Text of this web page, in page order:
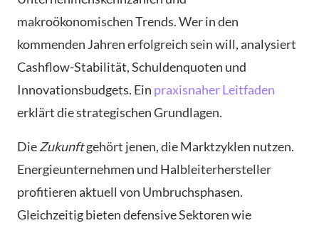
makroökonomischen Trends. Wer in den
kommenden Jahren erfolgreich sein will, analysiert
Cashflow-Stabilität, Schuldenquoten und
Innovationsbudgets. Ein praxisnaher Leitfaden
erklärt die strategischen Grundlagen.
DieZukunftgehört jenen, die Marktzyklen nutzen.
Energieunternehmen und Halbleiterhersteller
profitieren aktuell von Umbruchsphasen.
Gleichzeitig bieten defensive Sektoren wie